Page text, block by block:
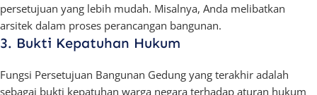
persetujuan yang lebih mudah. Misalnya, Anda melibatkan
arsitek dalam proses perancangan bangunan.
3. Bukti Kepatuhan Hukum
Fungsi Persetujuan Bangunan Gedung yang terakhir adalah
sebagai bukti kepatuhan warga negara terhadap aturan hukum